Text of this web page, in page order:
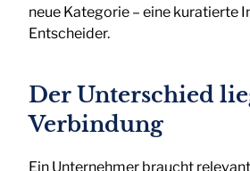
neue Kategorie – eine kuratierte
Entscheider.
Der Unterschied
Verbindung
Ein Unternehmer braucht